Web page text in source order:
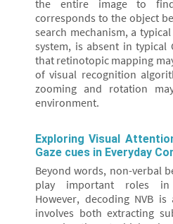
the entire image to
corresponds to the object
search mechanism, a
system, is absent in typical
that retinotopic mapping
of visual recognition
zooming and rotation
environment.
Exploring Visual
Gaze cues in Everyday
Beyond words, non-verbal
play important roles in
However, decoding NVB
involves both extracting